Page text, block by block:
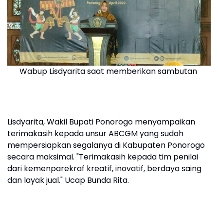
Wabup Lisdyarita saat memberikan sambutan
Lisdyarita, Wakil Bupati Ponorogo menyampaikan
terimakasih kepada unsur ABCGM yang sudah
mempersiapkan segalanya di Kabupaten Ponorogo
secara maksimal. "Terimakasih kepada tim penilai
dari kemenparekraf kreatif, inovatif, berdaya saing
dan layak jual." Ucap Bunda Rita.